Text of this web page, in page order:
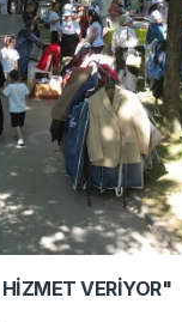
VERİYOR"